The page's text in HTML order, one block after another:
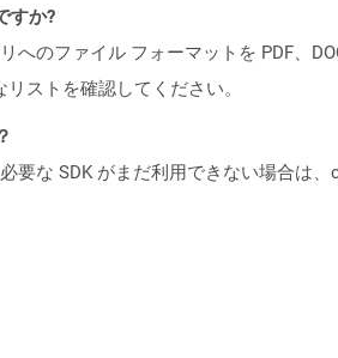
すか?
のファイル フォーマットを PDF、
リストを確認してください。
な SDK がまだ利用できない場合は、